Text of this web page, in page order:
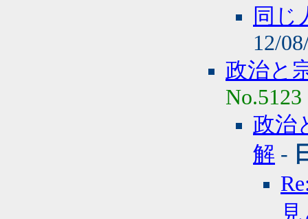
同じ
12/
政治と
No.5123
政治
解 -